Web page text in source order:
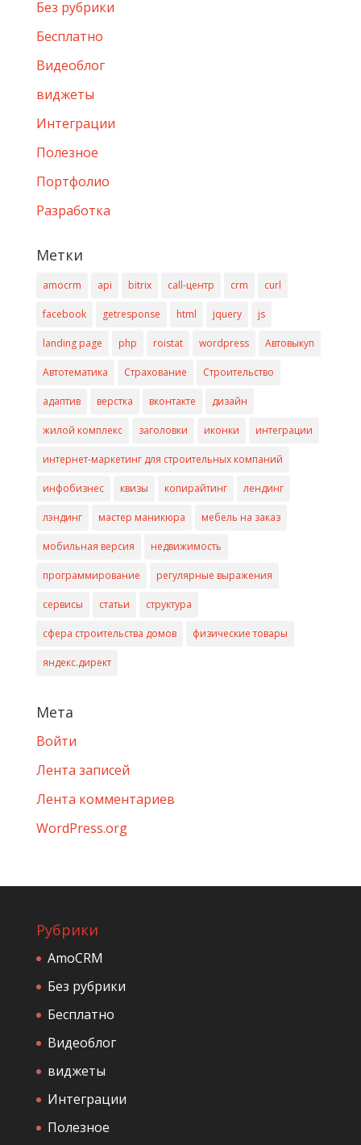
Без рубрики
Бесплатно
Видеоблог
виджеты
Интеграции
Полезное
Портфолио
Разработка
Метки
amocrm api bitrix call-центр crm curl
facebook getresponse html jquery js
landing page php roistat wordpress Автовыкуп
Автотематика Страхование Строительство
адаптив верстка вконтакте дизайн
жилой комплекс заголовки иконки интеграции
интернет-маркетинг для строительных компаний
инфобизнес квизы копирайтинг лендинг
лэндинг мастер маникюра мебель на заказ
мобильная версия недвижимость
программирование регулярные выражения
сервисы статьи структура
сфера строительства домов физические товары
яндекс.директ
Мета
Войти
Лента записей
Лента комментариев
WordPress.org
Рубрики
AmoCRM
Без рубрики
Бесплатно
Видеоблог
виджеты
Интеграции
Полезное